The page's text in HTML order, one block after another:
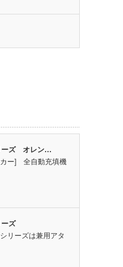
ーズ オレン…
ー] 全自動充填機
ズ
リーズは兼用アタ